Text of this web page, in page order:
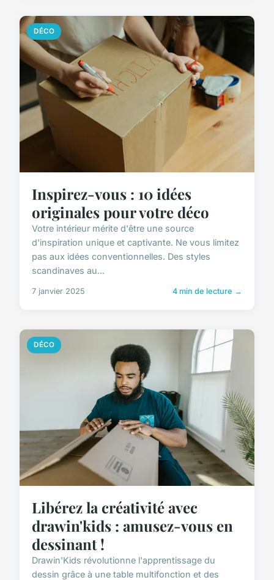
DÉCO
Inspirez-vous : 10 idées
originales pour votre déco
Votre intérieur mérite d'être une source
d'inspiration unique et captivante. Ne vous limitez
pas aux idées conventionnelles. Des styles
scandinaves au...
7 janvier 2025 4 min de lecture →
DÉCO
Libérez la créativité avec
drawin'kids : amusez-vous en
dessinant !
Drawin'Kids révolutionne l'apprentissage du
dessin grâce à une table multifonction et des